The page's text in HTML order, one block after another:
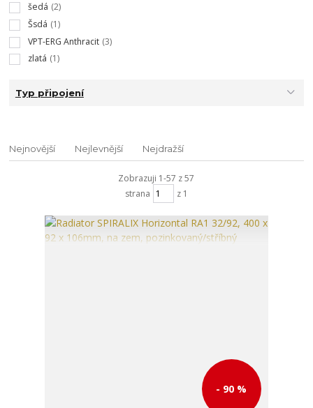
šedá (2)
Šsdá (1)
VPT-ERG Anthracit (3)
zlatá (1)
Typ připojení
Nejnovější Nejlevnější Nejdražší
Zobrazuji 1-57 z 57
strana
z 1
- 90 %